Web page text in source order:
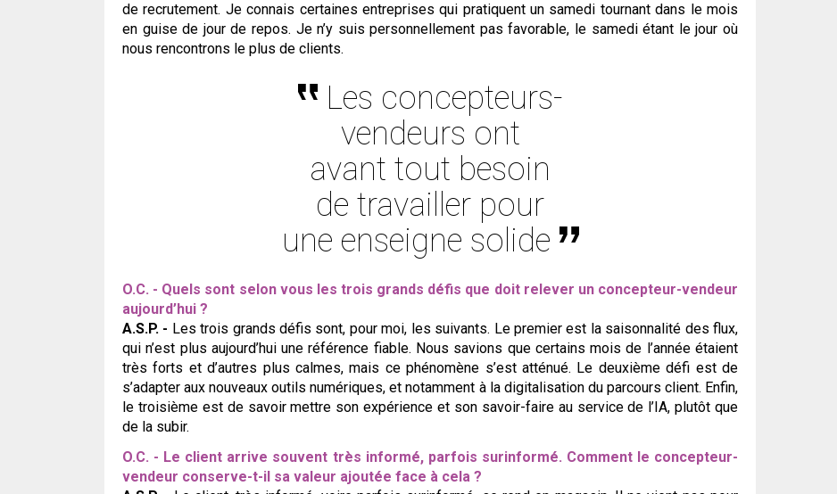
de recrutement. Je connais certaines entreprises qui pratiquent un samedi tournant dans le mois
en guise de jour de repos. Je n’y suis personnellement pas favorable, le samedi étant le jour où
nous rencontrons le plus de clients.
Les concepteurs-
vendeurs ont
avant tout besoin
de travailler pour
une enseigne solide
O.C. - Quels sont selon vous les trois grands défis que doit relever un concepteur-vendeur
aujourd’hui ?
A.S.P. - Les trois grands défis sont, pour moi, les suivants. Le premier est la saisonnalité des flux,
qui n’est plus aujourd’hui une référence fiable. Nous savions que certains mois de l’année étaient
très forts et d’autres plus calmes, mais ce phénomène s’est atténué. Le deuxième défi est de
s’adapter aux nouveaux outils numériques, et notamment à la digitalisation du parcours client. Enfin,
le troisième est de savoir mettre son expérience et son savoir-faire au service de l’IA, plutôt que
de la subir.
O.C. - Le client arrive souvent très informé, parfois surinformé. Comment le concepteur-
vendeur conserve-t-il sa valeur ajoutée face à cela ?